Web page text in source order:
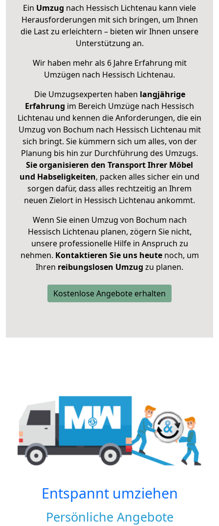
Ein Umzug nach Hessisch Lichtenau kann viele
Herausforderungen mit sich bringen, um Ihnen
die Last zu erleichtern – bieten wir Ihnen unsere
Unterstützung an.
Wir haben mehr als 6 Jahre Erfahrung mit
Umzügen nach Hessisch Lichtenau.
Die Umzugsexperten haben langjährige
Erfahrung im Bereich Umzüge nach Hessisch
Lichtenau und kennen die Anforderungen, die ein
Umzug von Bochum nach Hessisch Lichtenau mit
sich bringt. Sie kümmern sich um alles, von der
Planung bis hin zur Durchführung des Umzugs.
Sie organisieren den Transport Ihrer Möbel
und Habseligkeiten, packen alles sicher ein und
sorgen dafür, dass alles rechtzeitig an Ihrem
neuen Zielort in Hessisch Lichtenau ankommt.
Wenn Sie einen Umzug von Bochum nach
Hessisch Lichtenau planen, zögern Sie nicht,
unsere professionelle Hilfe in Anspruch zu
nehmen. Kontaktieren Sie uns heutenoch, um
Ihren reibungslosen Umzug zu planen.
Kostenlose Angebote erhalten
Entspannt umziehen
Persönliche Angebote